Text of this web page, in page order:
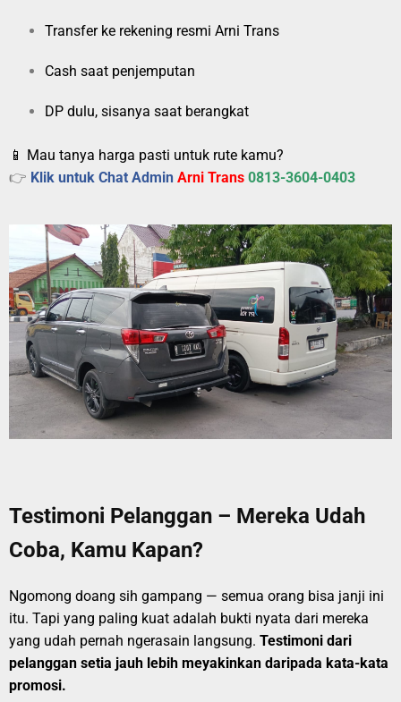
Transfer ke rekening resmi Arni Trans
Cash saat penjemputan
DP dulu, sisanya saat berangkat
📱 Mau tanya harga pasti untuk rute kamu?
👉 Klik untuk Chat Admin Arni Trans 0813-3604-0403
Testimoni Pelanggan – Mereka Udah
Coba, Kamu Kapan?
Ngomong doang sih gampang — semua orang bisa janji ini
itu. Tapi yang paling kuat adalah bukti nyata dari mereka
yang udah pernah ngerasain langsung. Testimoni dari
pelanggan setia jauh lebih meyakinkan daripada kata-kata
promosi.